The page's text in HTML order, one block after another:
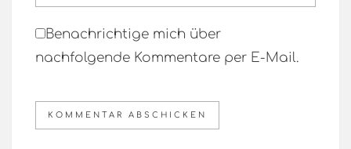
Benachrichtige mich über
nachfolgende Kommentare per E-Mail.